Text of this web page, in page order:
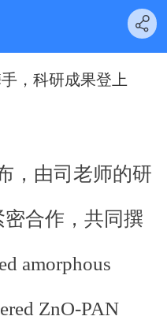
，科研成果登上
，由司老师的研
合作，共同撰
amorphous
ZnO-PAN